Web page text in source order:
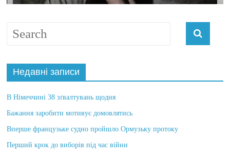
Недавні записи
В Німеччині 38 зґвалтувань щодня
Бажання заробити мотивує домовлятись
Вперше французьке судно пройшло Ормузьку протоку
Перший крок до виборів під час війни